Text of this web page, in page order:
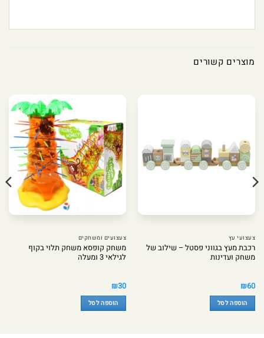
מוצרים קשורים
צעצועי עץ
רכבת מעץ בגווני פסטל – שילוב של
משחק ועדינות
₪60
הוספה לסל
צעצועים ומשחקים
משחק קופסא משחק תלוי בקוף
לגילאי 3 ומעלה
₪30
הוספה לסל